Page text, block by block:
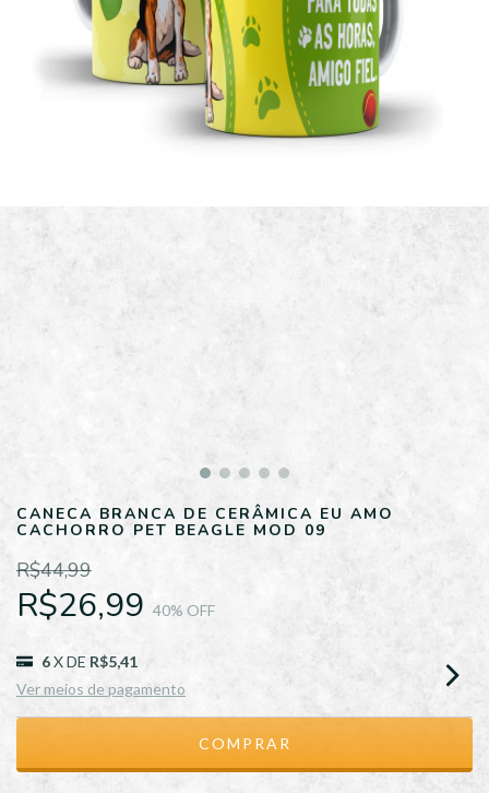
CANECA BRANCA DE CERÂMICA EU AMO
CACHORRO PET BEAGLE MOD 09
R$44,99
R$26,99 40% OFF
6X DE R$5,41
Ver meios de pagamento